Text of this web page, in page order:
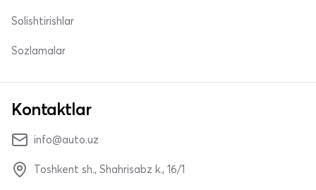
Solishtirishlar
Sozlamalar
Kontaktlar
info@auto.uz
Toshkent sh., Shahrisabz k., 16/1